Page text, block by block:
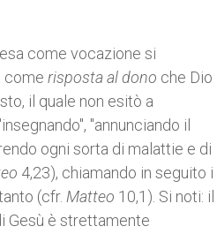
come vocazione si
come rispostaaldono che Dio
il quale non esitò a
"annunciando il
ogni sorta di malattie e di
4,23), chiamando in seguito i
(cfr. Matteo 10,1). Si noti: il
Gesù è strettamente